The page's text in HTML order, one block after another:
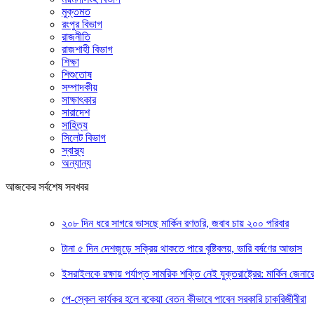
মুক্তমত
রংপুর বিভাগ
রাজনীতি
রাজশাহী বিভাগ
শিক্ষা
শিশুতোষ
সম্পাদকীয়
সাক্ষাৎকার
সারাদেশ
সাহিত্য
সিলেট বিভাগ
স্বাস্থ্য
অন্যান্য
আজকের সর্বশেষ সবখবর
২০৮ দিন ধরে সাগরে ভাসছে মার্কিন রণতরি, জবাব চায় ২০০ পরিবার
টানা ৫ দিন দেশজুড়ে সক্রিয় থাকতে পারে বৃষ্টিবলয়, ভারি বর্ষণের আভাস
ইসরাইলকে রক্ষায় পর্যাপ্ত সামরিক শক্তি নেই যুক্তরাষ্ট্রের: মার্কিন
পে-স্কেল কার্যকর হলে বকেয়া বেতন কীভাবে পাবেন সরকারি চাকরিজীবীরা